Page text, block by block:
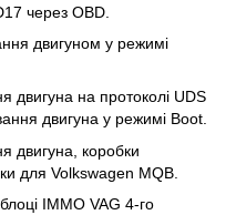
через OBD.
двигуном у режимі
двигуна на протоколі UDS
двигуна у режимі Boot.
двигуна, коробки
для Volkswagen MQB.
ІММО VAG 4-го